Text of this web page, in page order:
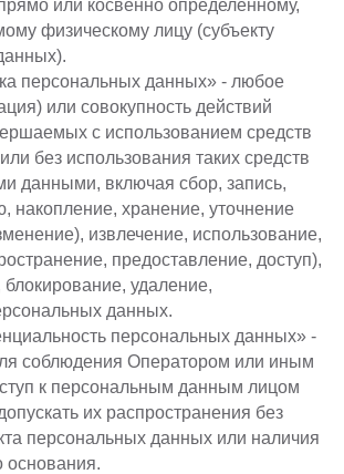
или косвенно определенному,
физическому лицу (субъекту
персональных данных» - любое
или совокупность действий
с использованием средств
без использования таких средств
данными, включая сбор, запись,
накопление, хранение, уточнение
извлечение, использование,
предоставление, доступ),
удаление,
данных.
персональных данных» -
соблюдения Оператором или иным
к персональным данным лицом
их распространения без
персональных данных или наличия
основания.